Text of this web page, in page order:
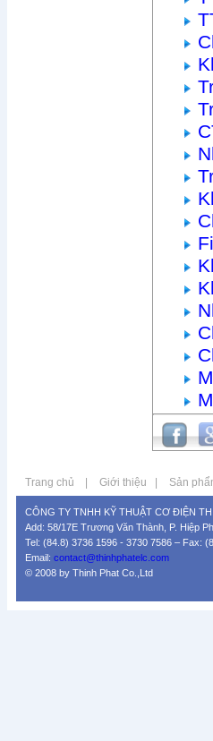
Trang chủ Giới thiệu Sản
CÔNG TY TNHH KỸ THUẬT CƠ ĐIỆN
Add: 58/17E Trương Văn Thành, P. Hiệp
Tel: (84.8) 3736 1596 - 3730 7586 – Fax:
Email: contact@thinhphatelc.com
© 2008 by Thinh Phat Co.,Ltd